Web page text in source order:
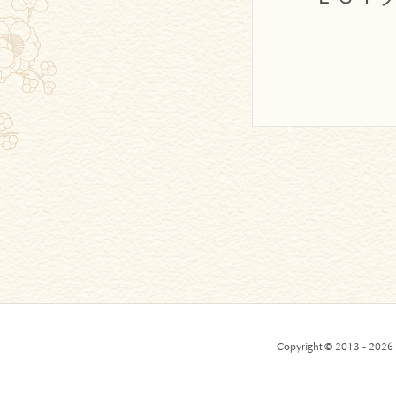
Copyright © 2013 - 2026